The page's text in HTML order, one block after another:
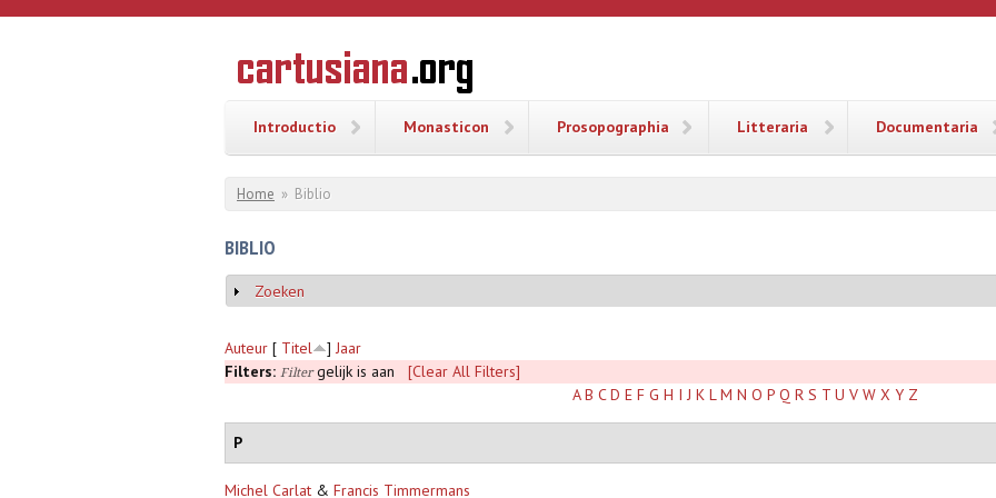
Overslaan en naar de inhoud gaan
CARTUSIANA
Geschiedenis
van de
Introductio Monasticon Prosopographia Litteraria Documentaria
U bent hier
Home » Biblio
BIBLIO
Weergeven
Zoeken
Auteur [ Titel ] Jaar
Filters: Filtergelijk is aan
[Clear All Filters]
A B C D E F G H I J K L M N O P Q R S T U V W X Y Z
P
Michel Carlat & Francis Timmermans